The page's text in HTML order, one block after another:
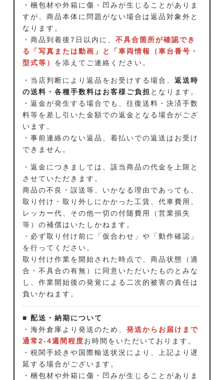
・梱包材や外箱に傷・凹みが生じることがありま
すが、商品本体に問題がない場合は返品対象外と
なります。
・商品到着後7日以内に、 不具合箇所が確認でき
る「写真または動画」と「車両情報（車台番号・
型式等） を添えてご連絡ください。
・当店判断により返品をお受けする場合、 返送時
の送料・各種手数料はお客様ご負担 となります。
・返金が発生する場合でも、往復送料・決済手数
料等を差し引いた金額での返金となる場合がござ
います。
・事前連絡のない返品、着払いでの返送はお受け
できません。
・返金につきましては、該当商品の代金を上限と
させていただきます。
商品の不良・誤送等、いかなる理由であっても、
取り付け・取り外しにかかった工賃、代車費用、
レッカー代、その他一切の付随費用（営業損失
等）の補償はいたしかねます。
・必ず取り付け前に「仮合わせ」や「動作確認」
を行ってください。
取り付け作業を開始された時点で、商品状態（適
合・不具合の有無）に同意いただいたものとみな
し、作業開始後の発覚による二次的被害の責任は
負いかねます。
■ 配送・納期について
・海外倉庫より発送のため、 発送からお届けまで
通常2-4週間程度お時間をいただいております。
・税関手続きや国際輸送状況により、上記より遅
延する場合がございます。
・梱包材や外箱に傷・凹みが生じることがありま